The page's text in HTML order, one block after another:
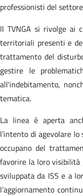
professionisti del
Il TVNGA si rivolge ai
territoriali presenti e
trattamento del
gestire le
all'indebitamento,
tematica.
La linea è aperta
l’intento di agevolare
occupano del
favorire la loro visibilità
sviluppata da ISS e a
l’aggiornamento